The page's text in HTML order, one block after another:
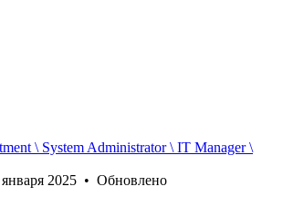
\ System Administrator \ IT Manager \
2025 • Обновлено